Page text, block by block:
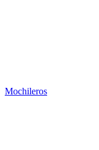
Mochileros